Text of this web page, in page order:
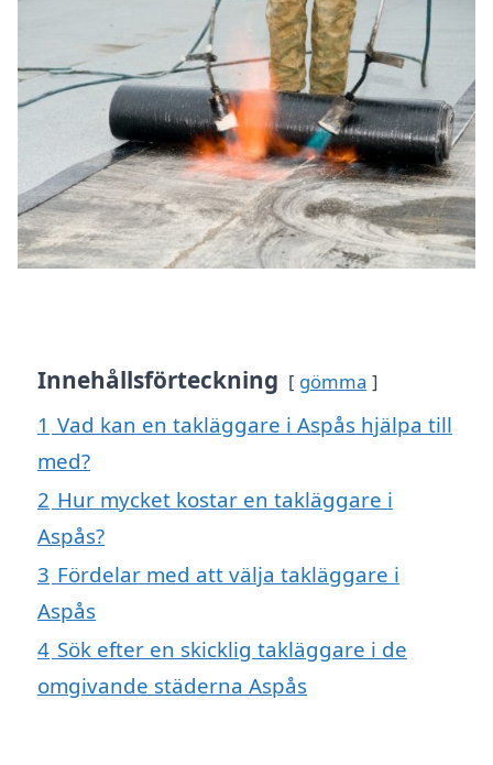
Innehållsförteckning gömma
1 Vad kan en takläggare i Aspås hjälpa till
med?
2 Hur mycket kostar en takläggare i
Aspås?
3 Fördelar med att välja takläggare i
Aspås
4 Sök efter en skicklig takläggare i de
omgivande städerna Aspås